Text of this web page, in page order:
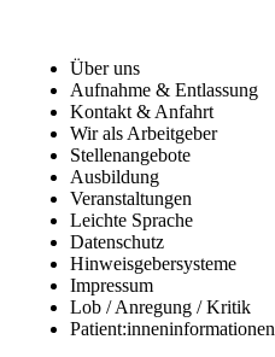
Über uns
Aufnahme & Entlassung
Kontakt & Anfahrt
Wir als Arbeitgeber
Stellenangebote
Ausbildung
Veranstaltungen
Leichte Sprache
Datenschutz
Hinweisgebersysteme
Impressum
Lob / Anregung / Kritik
Patient:inneninformationen